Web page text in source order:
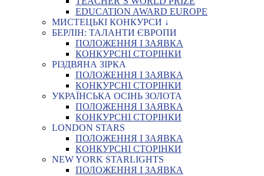
EDUCATION AWARD EUROPE
МИСТЕЦЬКІ КОНКУРСИ ↓
БЕРЛІН: ТАЛАНТИ ЄВРОПИ
ПОЛОЖЕННЯ І ЗАЯВКА
КОНКУРСНІ СТОРІНКИ
РІЗДВЯНА ЗІРКА
ПОЛОЖЕННЯ І ЗАЯВКА
КОНКУРСНІ СТОРІНКИ
УКРАЇНСЬКА ОСІНЬ ЗОЛОТА
ПОЛОЖЕННЯ І ЗАЯВКА
КОНКУРСНІ СТОРІНКИ
LONDON STARS
ПОЛОЖЕННЯ І ЗАЯВКА
КОНКУРСНІ СТОРІНКИ
NEW YORK STARLIGHTS
ПОЛОЖЕННЯ І ЗАЯВКА